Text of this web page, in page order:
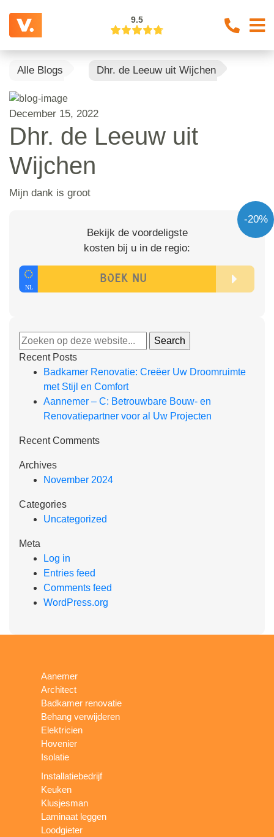
9.5
Alle Blogs Dhr. de Leeuw uit Wijchen
December 15, 2022
Dhr. de Leeuw uit
Wijchen
Mijn dank is groot
-20%
Bekijk de voordeligste
kosten bij u in de regio:
Recent Posts
Badkamer Renovatie: Creëer Uw Droomruimte
met Stijl en Comfort
Aannemer – C: Betrouwbare Bouw- en
Renovatiepartner voor al Uw Projecten
Recent Comments
Archives
November 2024
Categories
Uncategorized
Meta
Log in
Entries feed
Comments feed
WordPress.org
Aanemer
Architect
Badkamer renovatie
Behang verwijderen
Elektricien
Hovenier
Isolatie
Installatiebedrijf
Keuken
Klusjesman
Laminaat leggen
Loodgieter